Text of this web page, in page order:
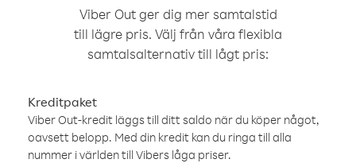
Viber Out ger dig mer samtalstid
till lägre pris. Välj från våra flexibla
samtalsalternativ till lågt pris:
Kreditpaket
Viber Out-kredit läggs till ditt saldo när du köper något,
oavsett belopp. Med din kredit kan du ringa till alla
nummer i världen till Vibers låga priser.